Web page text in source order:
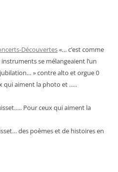
Découvertes«… c’est comme
se mélangeaient l’un
» contre alto et orgue 0
qui aiment la photo et …..
Pour ceux qui aiment la
des poèmes et de histoires en